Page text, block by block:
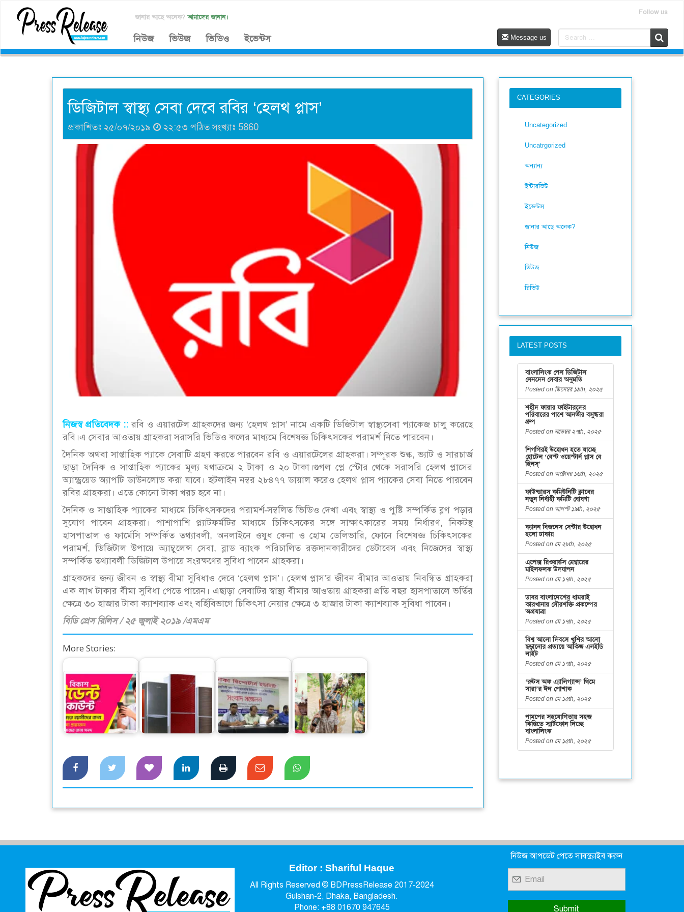
জানার আছে অনেক? আমাদের জানান।
Follow us
নিউজ ভিউজ ভিডিও ইভেন্টস Message us
ডিজিটাল স্বাস্থ্য সেবা দেবে রবির ‘হেলথ প্লাস’
প্রকাশিতঃ ২৫/০৭/২০১৯ ২২:৫৩ পঠিত সংখ্যাঃ 5860
নিজস্ব প্রতিবেদক ::রবি ও এয়ারটেল গ্রাহকদের জন্য ‘হেলথ প্লাস’ নামে একটি ডিজিটাল স্বাস্থ্যসেবা প্যাকেজ চালু করেছে
রবি।এ সেবার আওতায় গ্রাহকরা সরাসরি ভিডিও কলের মাধ্যমে বিশেষজ্ঞ চিকিৎসকের পরামর্শ নিতে পারবেন।
দৈনিক অথবা সাপ্তাহিক প্যাকে সেবাটি গ্রহণ করতে পারবেন রবি ও এয়ারটেলের গ্রাহকরা। সম্পূরক শুল্ক, ভ্যাট ও সারচার্জ
ছাড়া দৈনিক ও সাপ্তাহিক প্যাকের মূল্য যথাক্রমে ২ টাকা ও ২০ টাকা।গুগল প্লে স্টোর থেকে সরাসরি হেলথ প্লাসের
অ্যান্ড্রয়েড অ্যাপটি ডাউনলোড করা যাবে। হটলাইন নম্বর ২৮৪৭৭ ডায়াল করেও হেলথ প্লাস প্যাকের সেবা নিতে পারবেন
রবির গ্রাহকরা। এতে কোনো টাকা খরচ হবে না।
দৈনিক ও সাপ্তাহিক প্যাকের মাধ্যমে চিকিৎসকদের পরামর্শ-সম্বলিত ভিডিও দেখা এবং স্বাস্থ্য ও পুষ্টি সম্পর্কিত ব্লগ পড়ার
সুযোগ পাবেন গ্রাহকরা। পাশাপাশি প্ল্যাটফর্মটির মাধ্যমে চিকিৎসকের সঙ্গে সাক্ষাৎকারের সময় নির্ধারণ, নিকটস্থ
হাসপাতাল ও ফার্মেসি সম্পর্কিত তথ্যাবলী, অনলাইনে ওষুধ কেনা ও হোম ডেলিভারি, ফোনে বিশেষজ্ঞ চিকিৎসকের
পরামর্শ, ডিজিটাল উপায়ে অ্যাম্বুলেন্স সেবা, ব্লাড ব্যাংক পরিচালিত রক্তদানকারীদের ডেটাবেস এবং নিজেদের স্বাস্থ্য
সম্পর্কিত তথ্যাবলী ডিজিটাল উপায়ে সংরক্ষণের সুবিধা পাবেন গ্রাহকরা।
গ্রাহকদের জন্য জীবন ও স্বাস্থ্য বীমা সুবিধাও দেবে ‘হেলথ প্লাস’। হেলথ প্লাস’র জীবন বীমার আওতায় নিবন্ধিত গ্রাহকরা
এক লাখ টাকার বীমা সুবিধা পেতে পারেন। এছাড়া সেবাটির স্বাস্থ্য বীমার আওতায় গ্রাহকরা প্রতি বছর হাসপাতালে ভর্তির
ক্ষেত্রে ৩০ হাজার টাকা ক্যাশব্যাক এবং বর্হিবিভাগে চিকিৎসা নেয়ার ক্ষেত্রে ৩ হাজার টাকা ক্যাশব্যাক সুবিধা পাবেন।
বিডি প্রেস রিলিস / ২৫ জুলাই ২০১৯ /এমএম
More Stories:
বিকাশের স্টুডেন্ট
অ্যাকাউন্ট ক্যাশলেস
লেনদেনে…
দেশি ফ্রিজে স্বপ্নপূরণ
ফিজিওথেরাপি
চিকিৎসকদের বিরুদ্ধে
আপত্তিকর বক্তব্যের…
বন্যার্তদের পাশে দাঁড়াতে
রবির বহুমুখী উদ্যোগ
CATEGORIES
Uncategorized
Uncatrgorized
অন্যান্য
ইন্টারভিউ
ইভেন্টস
জানার আছে অনেক?
নিউজ
ভিউজ
রিভিউ
LATEST POSTS
বাংলালিংক পেল ডিজিটাল
লেনদেন সেবার অনুমতি
Posted on ডিসেম্বর ১৯th, ২০২৫
শহীদ ফায়ার ফাইটারদের
পরিবারের পাশে আনভীর বসুন্ধরা
গ্রুপ
Posted on নভেম্বর ২৭th, ২০২৫
শিগগিরই উদ্বোধন হতে যাচ্ছে
হোটেল ‘বেস্ট ওয়েস্টার্ন প্লাস বে
হিলস্’
Posted on অক্টোবর ১৬th, ২০২৫
ফাউন্ডারস কমিউনিটি ক্লাবের
নতুন নির্বাহী কমিটি ঘোষণা
Posted on আগস্ট ১৯th, ২০২৫
ক্যানন বিজনেস সেন্টার উদ্বোধন
হলো ঢাকায়
Posted on মে ২৮th, ২০২৫
এপেক্স রিওয়ার্ডস মেম্বারের
মাইলফলক উদযাপন
Posted on মে ১৭th, ২০২৫
ডাবর বাংলাদেশের ধামরাই
কারখানায় সৌরশক্তি প্রকল্পের
অগ্রযাত্রা
Posted on মে ১৭th, ২০২৫
বিশ্ব আলো দিবসে খুশির আলো
ছড়ানোর প্রত্যয়ে আকিজ এলইডি
লাইট
Posted on মে ১৭th, ২০২৫
‘রুটস অফ এ্যালিগ্যান্স’ থিমে
সারা’র ঈদ পোশাক
Posted on মে ১৫th, ২০২৫
পামপের সহযোগিতায় সহজ
কিস্তিতে স্মার্টফোন দিচ্ছে
বাংলালিংক
Posted on মে ১৫th, ২০২৫
Editor : Shariful Haque
All Rights Reserved © BDPressRelease 2017-2024
Gulshan-2, Dhaka, Bangladesh.
Phone: +88 01670 947645
নিউজ আপডেট পেতে সাবস্ক্রাইব করুন